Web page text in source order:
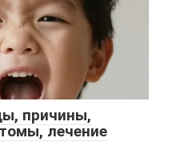
причины,
лечение